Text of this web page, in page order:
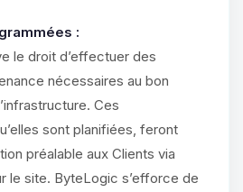
:
le droit d’effectuer des
nécessaires au bon
Ces
sont planifiées, feront
préalable aux Clients via
le site. ByteLogic s’efforce de